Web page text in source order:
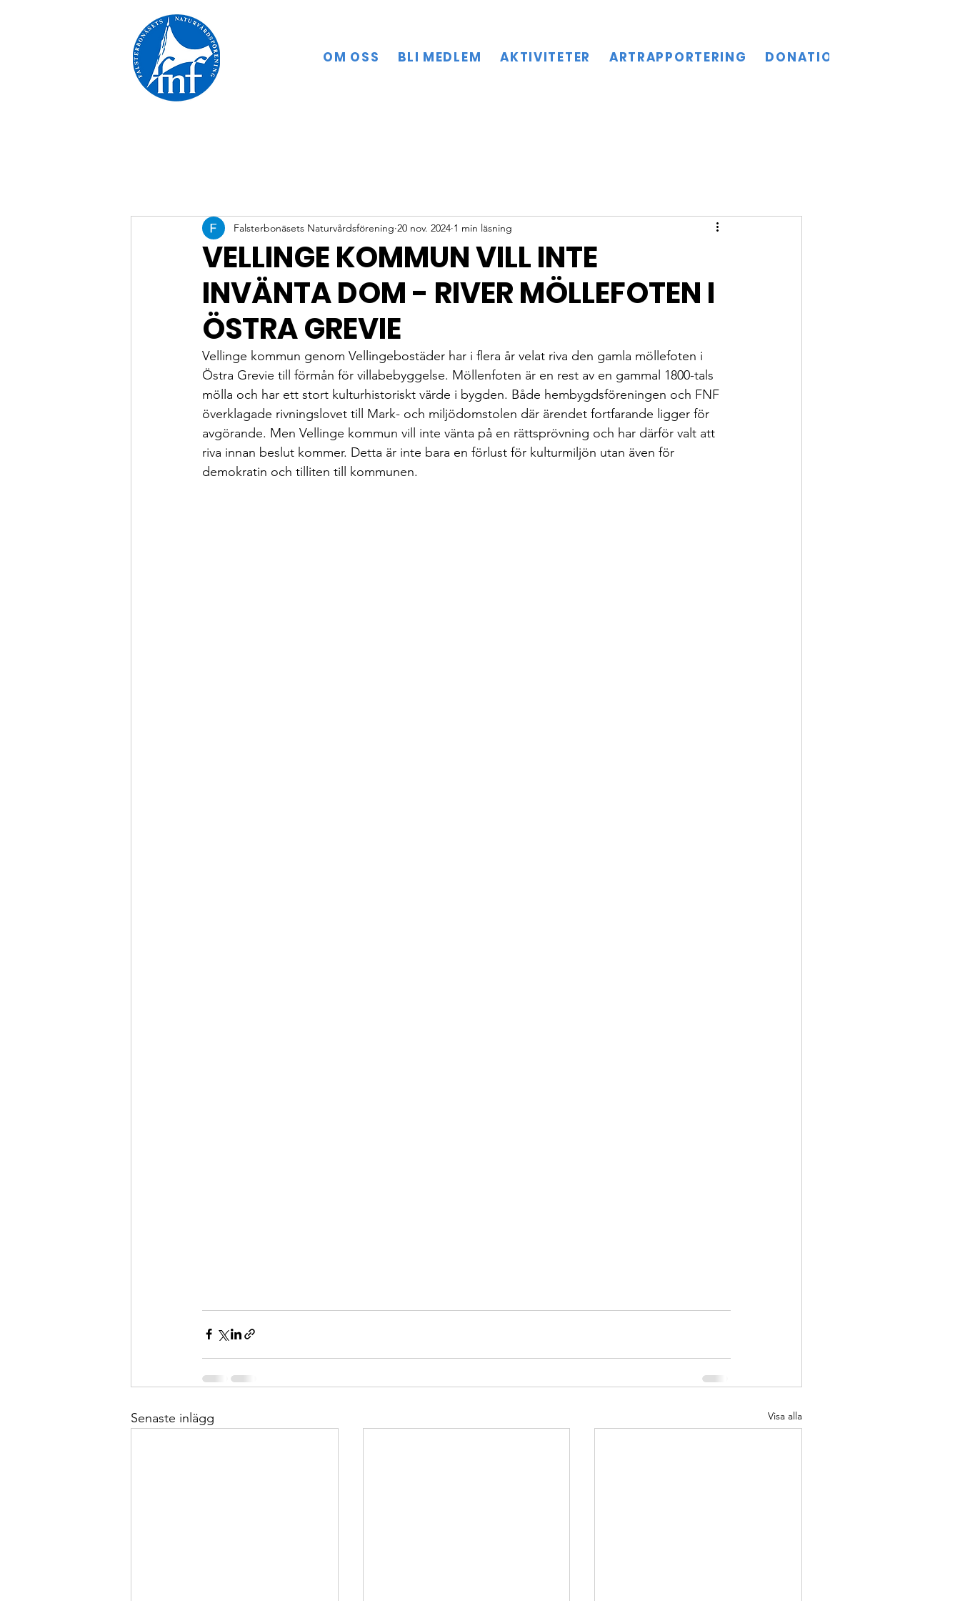
OM OSS BLI MEDLEM AKTIVITETER ARTRAPPORTERING DONATIONER
VELLINGE KOMMUN VILL INTE
INVÄNTA DOM - RIVER MÖLLEFOTEN I
ÖSTRA GREVIE
Falsterbonäsets Naturvårdsförening 20 nov. 2024 1 min läsning
Vellinge kommun genom Vellingebostäder har i flera år velat riva den gamla möllefoten i
Östra Grevie till förmån för villabebyggelse. Möllenfoten är en rest av en gammal 1800-tals
mölla och har ett stort kulturhistoriskt värde i bygden. Både hembygdsföreningen och FNF
överklagade rivningslovet till Mark- och miljödomstolen där ärendet fortfarande ligger för
avgörande. Men Vellinge kommun vill inte vänta på en rättsprövning och har därför valt att
riva innan beslut kommer. Detta är inte bara en förlust för kulturmiljön utan även för
demokratin och tilliten till kommunen.
Senaste inlägg Visa alla